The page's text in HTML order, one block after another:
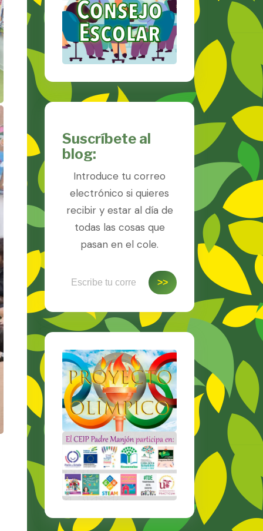
Suscríbete al
blog:
Introduce tu correo
electrónico si quieres
recibir y estar al día de
todas las cosas que
pasan en el cole.
>>